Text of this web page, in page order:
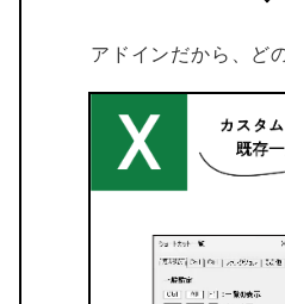
アドインだから、ど